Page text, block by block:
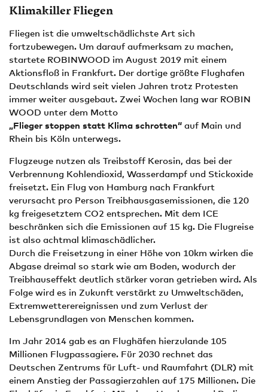
Klimakiller Fliegen
Fliegen ist die umweltschädlichste Art sich
fortzubewegen. Um darauf aufmerksam zu machen,
startete ROBINWOOD im August 2019 mit einem
Aktionsfloß in Frankfurt. Der dortige größte Flughafen
Deutschlands wird seit vielen Jahren trotz Protesten
immer weiter ausgebaut. Zwei Wochen lang war ROBIN
WOOD unter dem Motto
„Flieger stoppen statt Klima schrotten“ auf Main und
Rhein bis Köln unterwegs.
Flugzeuge nutzen als Treibstoff Kerosin, das bei der
Verbrennung Kohlendioxid, Wasserdampf und Stickoxide
freisetzt. Ein Flug von Hamburg nach Frankfurt
verursacht pro Person Treibhausgasemissionen, die 120
kg freigesetztem CO2 entsprechen. Mit dem ICE
beschränken sich die Emissionen auf 15 kg. Die Flugreise
ist also achtmal klimaschädlicher.
Durch die Freisetzung in einer Höhe von 10km wirken die
Abgase dreimal so stark wie am Boden, wodurch der
Treibhauseffekt deutlich stärker voran getrieben wird. Als
Folge wird es in Zukunft verstärkt zu Umweltschäden,
Extremwetterereignissen und zum Verlust der
Lebensgrundlagen von Menschen kommen.
Im Jahr 2014 gab es an Flughäfen hierzulande 105
Millionen Flugpassagiere. Für 2030 rechnet das
Deutschen Zentrums für Luft- und Raumfahrt (DLR) mit
einem Anstieg der Passagierzahlen auf 175 Millionen. Die